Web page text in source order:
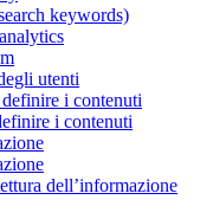
keywords)
utenti
i contenuti
i contenuti
dell’informazione